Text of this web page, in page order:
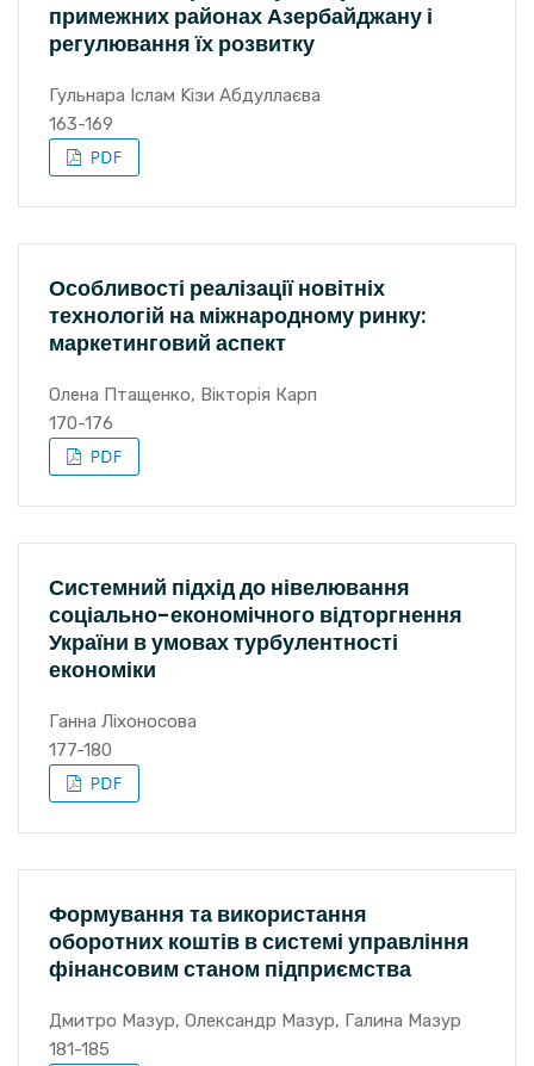
примежних районах Азербайджану і
регулювання їх розвитку
Гульнара Іслам Kізи Абдуллаєва
163-169
Особливості реалізації новітніх
технологій на міжнародному ринку:
маркетинговий аспект
Олена Птащенко, Вікторія Карп
170-176
Системний підхід до нівелювання
соціально-економічного відторгнення
України в умовах турбулентності
економіки
Ганна Ліхоносова
177-180
Формування та використання
оборотних коштів в системі управління
фінансовим станом підприємства
Дмитро Мазур, Олександр Мазур, Галина Мазур
181-185